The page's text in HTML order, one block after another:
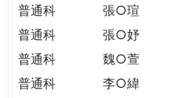
普通科
張○瑄
普通科
張○妤
普通科
魏○萱
普通科
李○緯